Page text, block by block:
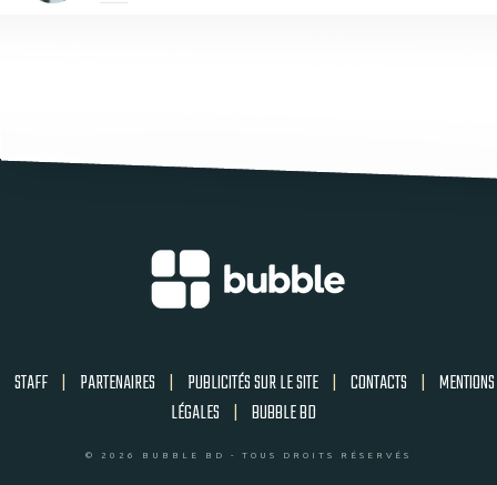
STAFF | PARTENAIRES | PUBLICITÉS SUR LE SITE | CONTACTS | MENTIONS
LÉGALES | BUBBLE BD
© 2026 BUBBLE BD - TOUS DROITS RÉSERVÉS